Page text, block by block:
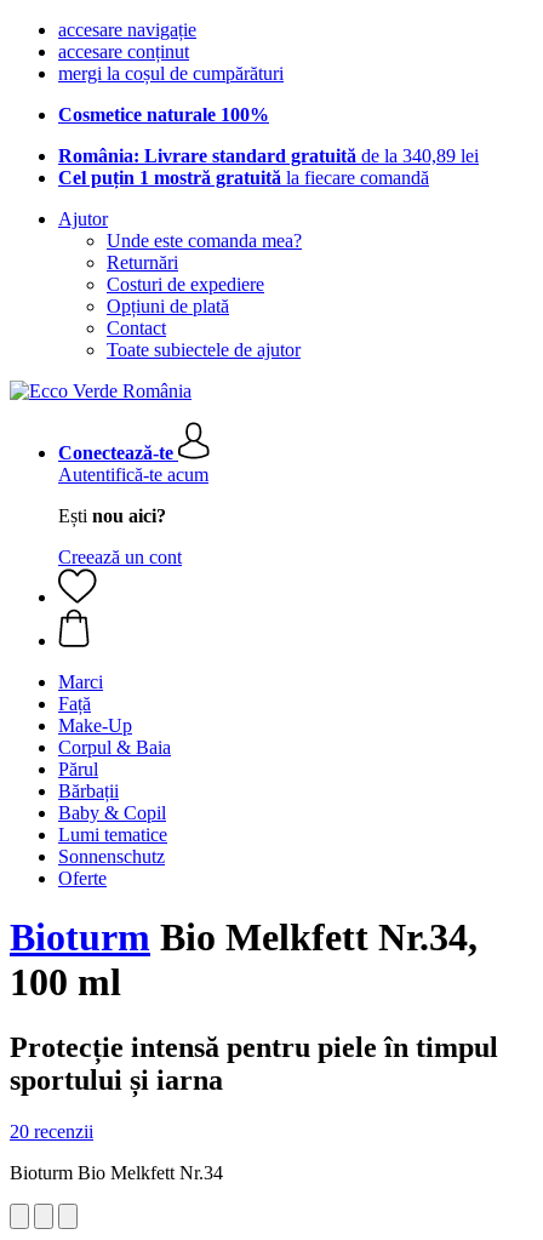
accesare navigație
accesare conținut
mergi la coșul de cumpărături
Cosmetice naturale 100%
România: Livrare standard gratuită de la 340,89 lei
Cel puțin 1 mostră gratuită la fiecare comandă
Ajutor
Unde este comanda mea?
Returnări
Costuri de expediere
Opțiuni de plată
Contact
Toate subiectele de ajutor
Conectează-te
Autentifică-te acum
Ești nou aici?
Creează un cont
Marci
Față
Make-Up
Corpul & Baia
Părul
Bărbații
Baby & Copil
Lumi tematice
Sonnenschutz
Oferte
Bioturm Bio Melkfett Nr.34,
100 ml
Protecție intensă pentru piele în timpul
sportului și iarna
20 recenzii
Bioturm Bio Melkfett Nr.34